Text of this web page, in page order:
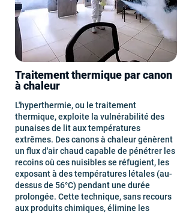
Traitement thermique par canon
à chaleur
L'hyperthermie, ou le traitement
thermique, exploite la vulnérabilité des
punaises de lit aux températures
extrêmes. Des canons à chaleur génèrent
un flux d'air chaud capable de pénétrer les
recoins où ces nuisibles se réfugient, les
exposant à des températures létales (au-
dessus de 56°C) pendant une durée
prolongée. Cette technique, sans recours
aux produits chimiques, élimine les